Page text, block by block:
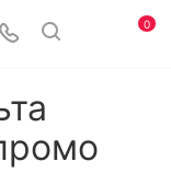
0